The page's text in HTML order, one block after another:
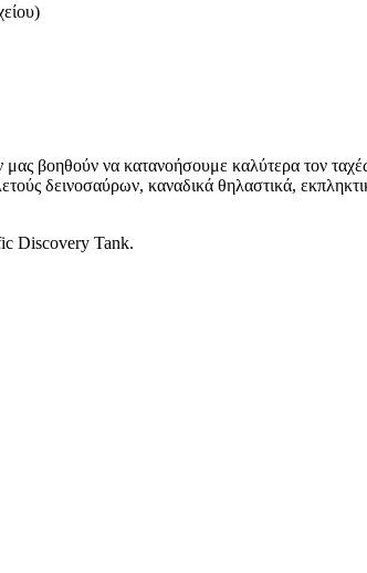
βοηθούν να κατανοήσουμε καλύτερα τον
δεινοσαύρων, καναδικά θηλαστικά,
Discovery Tank.